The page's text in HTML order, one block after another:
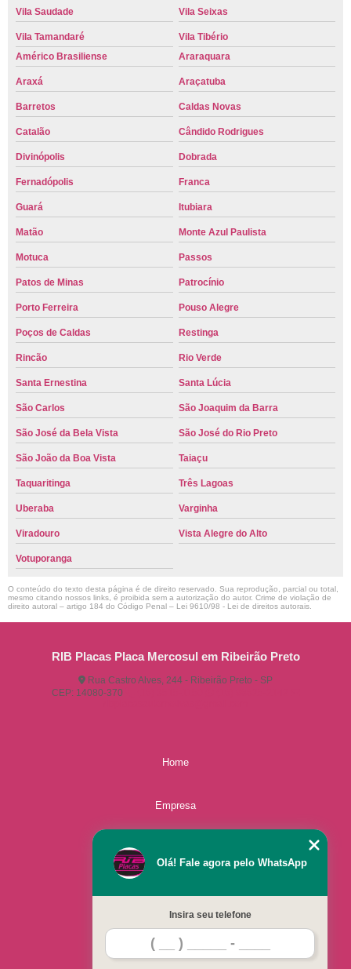
Vila Saudade Vila Seixas
Vila Tamandaré
Vila Tibério
Américo Brasiliense
Araraquara
Araxá Araçatuba
Barretos Caldas Novas
Catalão Cândido Rodrigues
Divinópolis Dobrada
Fernadópolis Franca
Guará Itubiara
Matão Monte Azul Paulista
Motuca Passos
Patos de Minas Patrocínio
Porto Ferreira Pouso Alegre
Poços de Caldas Restinga
Rincão Rio Verde
Santa Ernestina Santa Lúcia
São Carlos São Joaquim da Barra
São José da Bela Vista São José do Rio Preto
São João da Boa Vista Taiaçu
Taquaritinga Três Lagoas
Uberaba Varginha
Viradouro Vista Alegre do Alto
Votuporanga
O conteúdo do texto desta página é de direito reservado. Sua reprodução, parcial ou total,
mesmo citando nossos links, é proibida sem a autorização do autor. Crime de violação de
direito autoral – artigo 184 do Código Penal – Lei 9610/98 - Lei de direitos autorais
RIB Placas Placa Mercosul em Ribeirão Preto
Rua Castro Alves, 244 - Ribeirão Preto - SP
CEP: 14080-370
Home
Empresa
Contato
Olá! Fale agora pelo WhatsApp
Insira seu telefone